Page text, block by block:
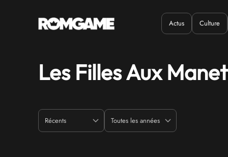
Quand ? Où ?
Actus Culture
Les Filles Aux